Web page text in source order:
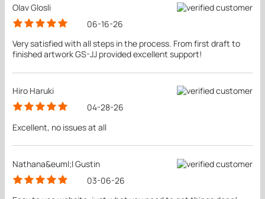
Olav Glosli
06-16-26
Very satisfied with all steps in the process. From first draft to
finished artwork GS-JJ provided excellent support!
Hiro Haruki
04-28-26
Excellent, no issues at all
Nathana&euml;l Gustin
03-06-26